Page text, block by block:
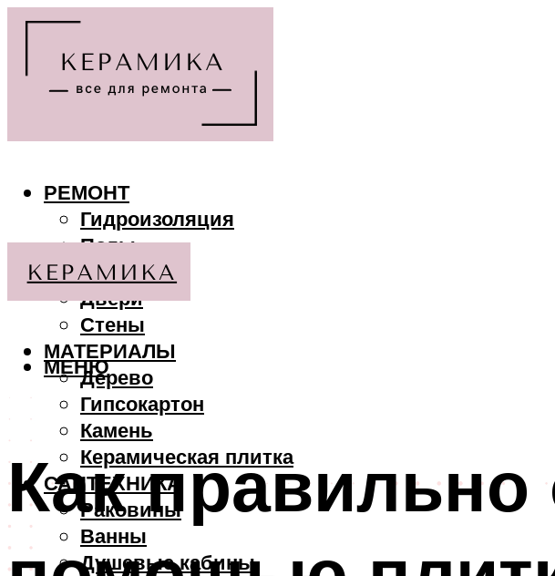
РЕМОНТ
Гидроизоляция
Полы
Потолки
Двери
Стены
МАТЕРИАЛЫ
Дерево
Гипсокартон
Камень
Керамическая плитка
САНТЕХНИКА
Раковины
Ванны
Душевые кабины
МЕНЮ
Как правильно